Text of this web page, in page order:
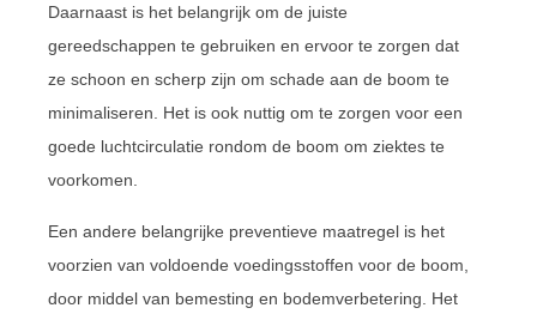
Daarnaast is het belangrijk om de juiste
gereedschappen te gebruiken en ervoor te zorgen dat
ze schoon en scherp zijn om schade aan de boom te
minimaliseren. Het is ook nuttig om te zorgen voor een
goede luchtcirculatie rondom de boom om ziektes te
voorkomen.
Een andere belangrijke preventieve maatregel is het
voorzien van voldoende voedingsstoffen voor de boom,
door middel van bemesting en bodemverbetering. Het